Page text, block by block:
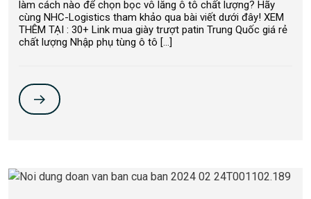
làm cách nào để chọn bọc vô lăng ô tô chất lượng? Hãy
cùng NHC-Logistics tham khảo qua bài viết dưới đây! XEM
THÊM TẠI : 30+ Link mua giày trượt patin Trung Quốc giá rẻ
chất lượng Nhập phụ tùng ô tô […]